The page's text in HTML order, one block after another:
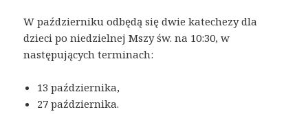
W październiku odbędą się dwie katechezy dla
dzieci po niedzielnej Mszy św. na 10:30, w
następujących terminach:
13 października,
27 października.